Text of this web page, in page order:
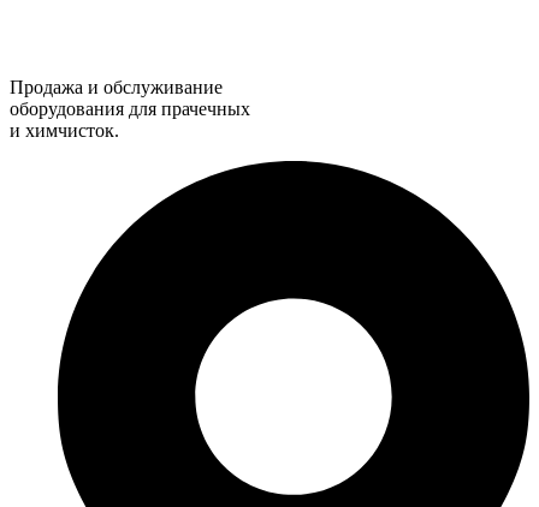
Продажа и обслуживание
оборудования для прачечных
и химчисток.